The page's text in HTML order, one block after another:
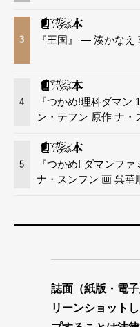
3 『王国』 — 湊かなえ
4
『つかめ!理科ダマ
ン・テフン 原作 ナ・
5
『つかめ! ダマンフ
ナ・スンフン 画 呉華
誌面（紙版・電
リーンショット